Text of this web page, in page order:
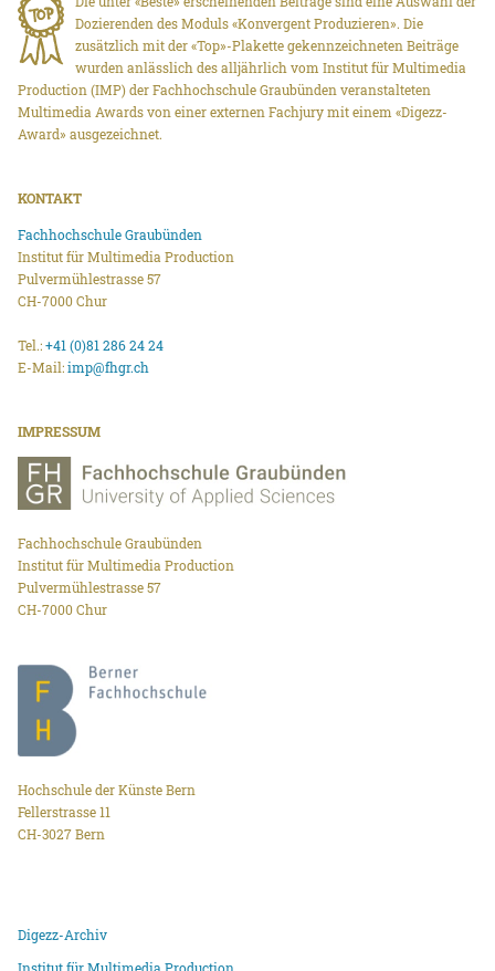
Dozierenden des Moduls «Konvergent Produzieren». Die
zusätzlich mit der «Top»-Plakette gekennzeichneten Beiträge
wurden anlässlich des alljährlich vom Institut für Multimedia
Production (IMP) der Fachhochschule Graubünden veranstalteten
Multimedia Awards von einer externen Fachjury mit einem «Digezz-
Award» ausgezeichnet.
KONTAKT
Fachhochschule Graubünden
Institut für Multimedia Production
Pulvermühlestrasse 57
CH-7000 Chur
Tel.:+41 (0)81 286 24 24
E-Mail:imp@fhgr.ch
IMPRESSUM
Fachhochschule Graubünden
Institut für Multimedia Production
Pulvermühlestrasse 57
CH-7000 Chur
Hochschule der Künste Bern
Fellerstrasse 11
CH-3027 Bern
Digezz-Archiv
Institut für Multimedia Production